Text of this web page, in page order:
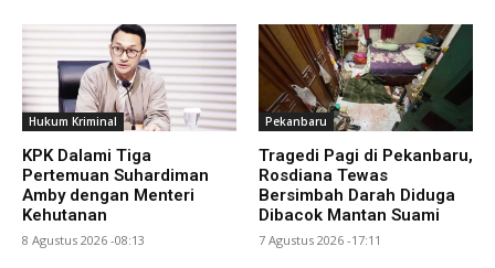
Hukum Kriminal
KPK Dalami Tiga
Pertemuan Suhardiman
Amby dengan Menteri
Kehutanan
8 Agustus 2026 -08:13
Pekanbaru
Tragedi Pagi di Pekanbaru,
Rosdiana Tewas
Bersimbah Darah Diduga
Dibacok Mantan Suami
7 Agustus 2026 -17:11